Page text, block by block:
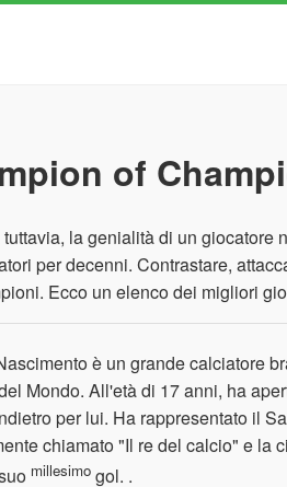
of
la genialità di un
per decenni. Contrastare,
Ecco un elenco dei migliori
è un grande calciatore
Mondo. All'età di 17 anni, ha
per lui. Ha rappresentato il
chiamato "Il re del calcio" e la
millesimo gol. .